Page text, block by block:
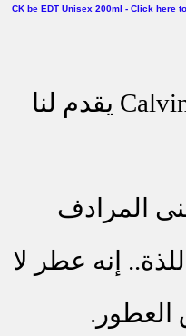
CK be EDT Unisex 200ml - Click here
يقدم لنا
المرادف
إنه عطر لا
العطور.